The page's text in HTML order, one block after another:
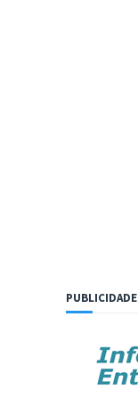
PUBLICIDADE